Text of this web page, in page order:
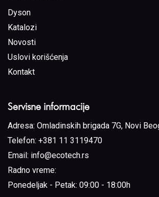
Dyson
Katalozi
Novosti
Uslovi korišćenja
Kontakt
Servisne informacije
Adresa: Omladinskih brigada 7G, Novi
Telefon: +381 11 3119470
Email: info@ecotech.rs
Radno vreme:
Ponedeljak - Petak: 09:00 - 18:00h